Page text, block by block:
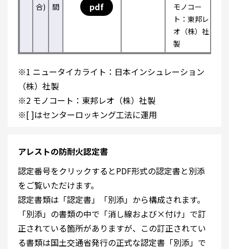
合)
間
pdf
モノコー
ト：東邦レ
オ（株）社
製
※1 ニュータイカライト：日本インシュレーション
（株）社製
※2 モノコート：東邦レオ（株）社製
※[ ]はセンターロッキング工法に運用
アレストの防耐火認定書
認定番号をクリックするとPDF形式の認定書と別添
をご覧いただけます。
認定書類は「認定書」「別添」から構成されます。
「別添」の書類の中で「消し線および×付け」で訂
正されている箇所がありますが、この訂正されてい
る書類は国土交通省発行の正式な認定書「別添」で